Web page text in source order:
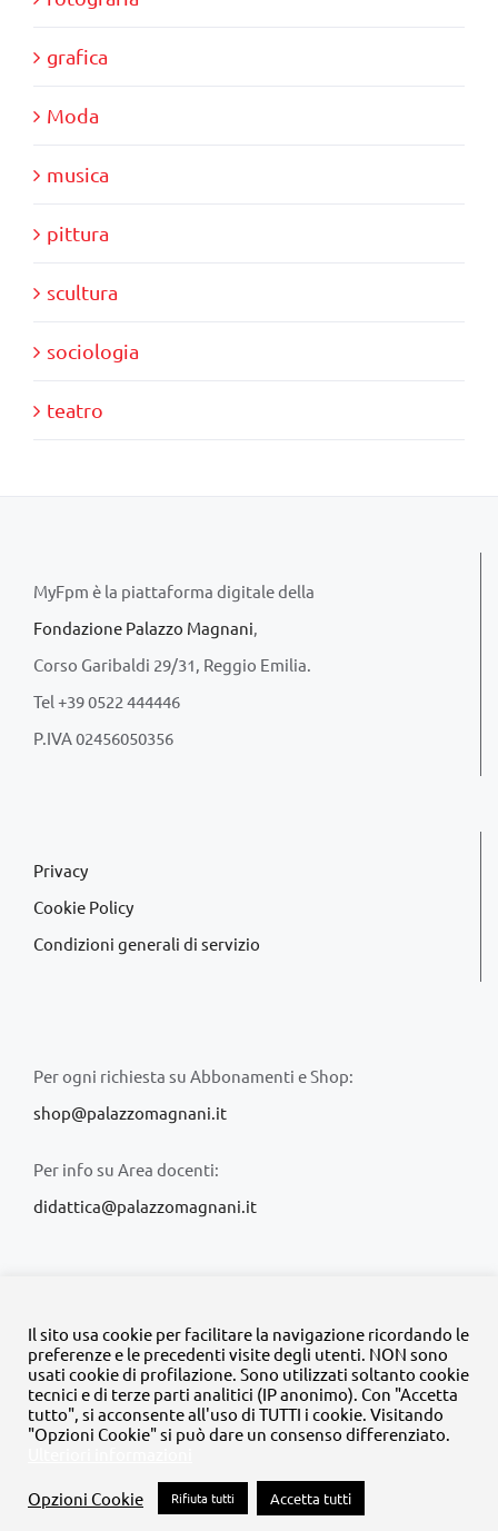
grafica
Moda
musica
pittura
scultura
sociologia
teatro
MyFpm è la piattaforma digitale della
Fondazione Palazzo Magnani,
Corso Garibaldi 29/31, Reggio Emilia.
Tel +39 0522 444446
P.IVA 02456050356
Privacy
Cookie Policy
Condizioni generali di servizio
Per ogni richiesta su Abbonamenti e Shop:
shop@palazzomagnani.it
Per info su Area docenti:
didattica@palazzomagnani.it
© Copyright 2020 -2026 | Tutti i diritti riservati | MyFpm è un
progetto dellaFondazione Palazzo Magnani
FacebookInstagram
TwitterLinkedInYouTube
Il sito usa cookie per facilitare la navigazione ricordando le
preferenze e le precedenti visite degli utenti. NON sono
usati cookie di profilazione. Sono utilizzati soltanto cookie
tecnici e di terze parti analitici (IP anonimo). Con "Accetta
tutto", si acconsente all'uso di TUTTI i cookie. Visitando
"Opzioni Cookie" si può dare un consenso differenziato.
Opzioni Cookie Rifiuta tutti Accetta tutti